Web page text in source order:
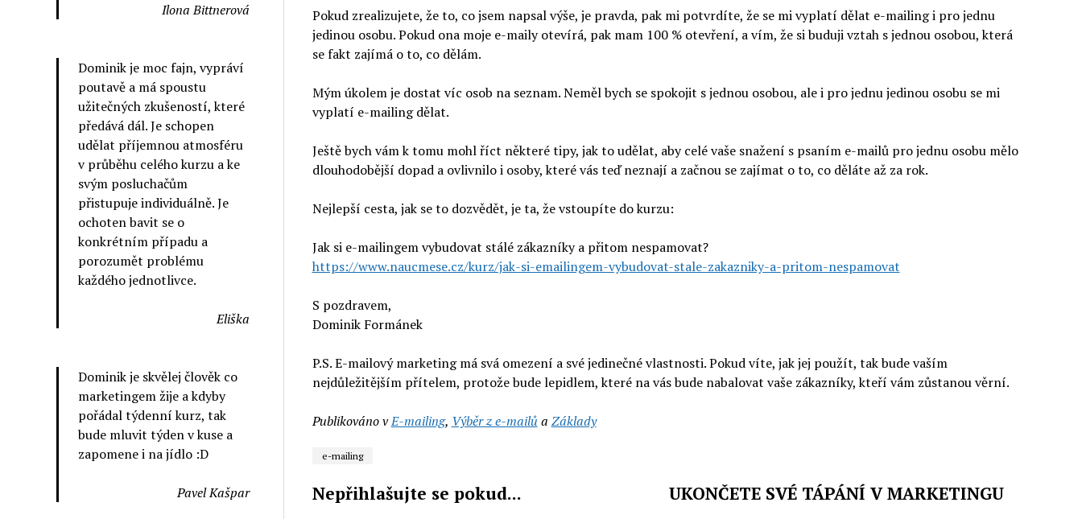
Ilona Bittnerová
Dominik je moc fajn, vypráví
poutavě a má spoustu
užitečných zkušeností, které
předává dál. Je schopen
udělat příjemnou atmosféru
v průběhu celého kurzu a ke
svým posluchačům
přistupuje individuálně. Je
ochoten bavit se o
konkrétním případu a
porozumět problému
každého jednotlivce.
Eliška
Dominik je skvělej člověk co
marketingem žije a kdyby
pořádal týdenní kurz, tak
bude mluvit týden v kuse a
zapomene i na jídlo :D
Pavel Kašpar
Pokud zrealizujete, že to, co jsem napsal výše, je pravda, pak mi potvrdíte, že se mi vyplatí dělat e-mailing i pro jednu
jedinou osobu. Pokud ona moje e-maily otevírá, pak mam 100 % otevření, a vím, že si buduji vztah s jednou osobou, která
se fakt zajímá o to, co dělám.
Mým úkolem je dostat víc osob na seznam. Neměl bych se spokojit s jednou osobou, ale i pro jednu jedinou osobu se mi
vyplatí e-mailing dělat.
Ještě bych vám k tomu mohl říct některé tipy, jak to udělat, aby celé vaše snažení s psaním e-mailů pro jednu osobu mělo
dlouhodobější dopad a ovlivnilo i osoby, které vás teď neznají a začnou se zajímat o to, co děláte až za rok.
Nejlepší cesta, jak se to dozvědět, je ta, že vstoupíte do kurzu:
Jak si e-mailingem vybudovat stálé zákazníky a přitom nespamovat?
https://www.naucmese.cz/kurz/jak-si-emailingem-vybudovat-stale-zakazniky-a-pritom-nespamovat
S pozdravem,
Dominik Formánek
P.S. E-mailový marketing má svá omezení a své jedinečné vlastnosti. Pokud víte, jak jej použít, tak bude vaším
nejdůležitějším přítelem, protože bude lepidlem, které na vás bude nabalovat vaše zákazníky, kteří vám zůstanou věrní.
Publikováno vE-mailing, Výběr z e-mailů a Základy
e-mailing
Nepřihlašujte se pokud... UKONČETE SVÉ TÁPÁNÍ V MARKETINGU